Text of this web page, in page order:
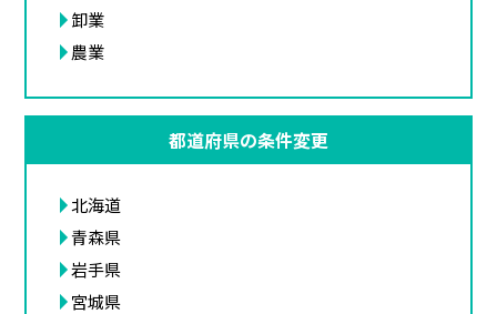
卸業
農業
都道府県の条件変更
北海道
青森県
岩手県
宮城県